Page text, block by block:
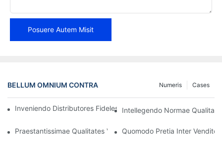
Posuere Autem Misit
BELLUM OMNIUM CONTRA Cases
Numeris
Inveniendo Distributores Fideles Fasciarum Freni pro Negotio
Intellegendo Normae
Praestantissimae Qualitates Venditoris Fideli Plagularum Freni
Quomodo Pretia Inter